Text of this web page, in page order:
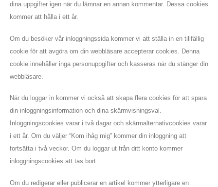
dina uppgifter igen när du lämnar en annan kommentar. Dessa cookies
kommer att hålla i ett år.
Om du besöker vår inloggningssida kommer vi att ställa in en tillfällig
cookie för att avgöra om din webbläsare accepterar cookies. Denna
cookie innehåller inga personuppgifter och kasseras när du stänger din
webbläsare.
När du loggar in kommer vi också att skapa flera cookies för att spara
din inloggningsinformation och dina skärmvisningsval.
Inloggningscookies varar i två dagar och skärmalternativcookies varar
i ett år. Om du väljer “Kom ihåg mig” kommer din inloggning att
fortsätta i två veckor. Om du loggar ut från ditt konto kommer
inloggningscookies att tas bort.
Om du redigerar eller publicerar en artikel kommer ytterligare en